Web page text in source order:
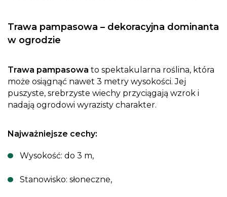
Trawa pampasowa – dekoracyjna dominanta
w ogrodzie
Trawa pampasowa to spektakularna roślina, która
może osiągnąć nawet 3 metry wysokości. Jej
puszyste, srebrzyste wiechy przyciągają wzrok i
nadają ogrodowi wyrazisty charakter.
Najważniejsze cechy:
Wysokość: do 3 m,
Stanowisko: słoneczne,